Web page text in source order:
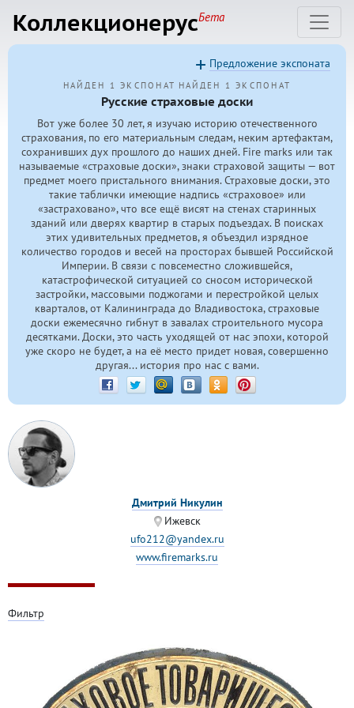
КоллекционерусБета
НАЙДЕН 1 ЭКСПОНАТ НАЙДЕН 1 ЭКСПОНАТ
Русские страховые доски
Вот уже более 30 лет, я изучаю историю отечественного
страхования, по его материальным следам, неким артефактам,
сохранивших дух прошлого до наших дней. Fire marks или так
называемые «страховые доски», знаки страховой защиты — вот
предмет моего пристального внимания. Страховые доски, это
такие таблички имеющие надпись «страховое» или
«застраховано», что все ещё висят на стенах старинных
зданий или дверях квартир в старых подъездах. В поисках
этих удивительных предметов, я объездил изрядное
количество городов и весей на просторах бывшей Российской
Империи. В связи с повсеместно сложившейся,
катастрофической ситуацией со сносом исторической
застройки, массовыми поджогами и перестройкой целых
кварталов, от Калининграда до Владивостока, страховые
доски ежемесячно гибнут в завалах строительного мусора
десятками. Доски, это часть уходящей от нас эпохи, которой
уже скоро не будет, а на её место придет новая, совершенно
другая... история про нас с вами.
Предложение экспоната
Дмитрий Никулин
Ижевск
ufo212@yandex.ru
www.firemarks.ru
Фильтр